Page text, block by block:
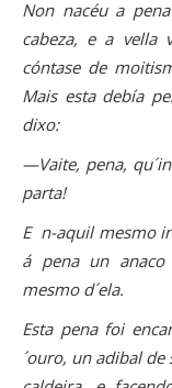
Non nacéu a
cabeza, e a vella
cóntase de
Mais esta debía
dixo:
—Vaite, pena,
parta!
E n-aquil mesmo
á pena un anaco
mesmo d´ela.
Esta pena foi
´ouro, un adibal